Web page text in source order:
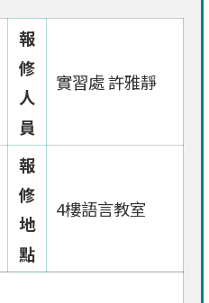
報
修
人
員
實習處 許雅靜
報
修
地
點
4樓語言教室